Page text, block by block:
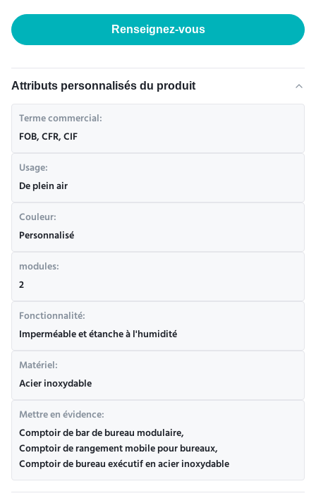
Renseignez-vous
Attributs personnalisés du produit
Terme commercial:
FOB, CFR, CIF
Usage:
De plein air
Couleur:
Personnalisé
modules:
2
Fonctionnalité:
Imperméable et étanche à l'humidité
Matériel:
Acier inoxydable
Mettre en évidence:
Comptoir de bar de bureau modulaire,
Comptoir de rangement mobile pour bureaux,
Comptoir de bureau exécutif en acier inoxydable